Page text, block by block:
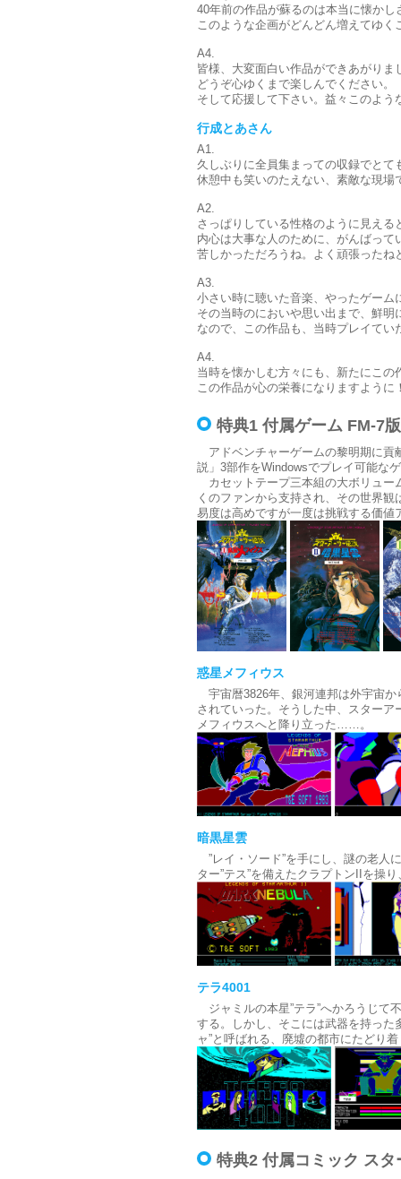
40年前の作品が蘇るのは本当に懐か
このような企画がどんどん増えてゆく
A4.
皆様、大変面白い作品ができあがりま
どうぞ心ゆくまで楽しんでください。
そして応援して下さい。益々このよ
行成とあさん
A1.
久しぶりに全員集まっての収録でとて
休憩中も笑いのたえない、素敵な現場
A2.
さっぱりしている性格のように見える
内心は大事な人のために、がんばっ
苦しかっただろうね。よく頑張った
A3.
小さい時に聴いた音楽、やったゲーム
その当時のにおいや思い出まで、鮮明
なので、この作品も、当時プレイて
A4.
当時を懐かしむ方々にも、新たにこの
この作品が心の栄養になりますように
特典1 付属ゲーム FM-7
アドベンチャーゲームの黎明期に貢
説」3部作をWindowsでプレイ可能な
カセットテープ三本組の大ボリュー
くのファンから支持され、その世界
易度は高めですが一度は挑戦する価値
惑星メフィウス
宇宙暦3826年、銀河連邦は外宇宙か
されていった。そうした中、スターア
メフィウスへと降り立った……。
暗黒星雲
”レイ・ソード”を手にし、謎の老人
ター”テス”を備えたクラプトンIIを操
テラ4001
ジャミルの本星”テラ”へかろうじて
する。しかし、そこには武器を持った
ャ”と呼ばれる、廃墟の都市にたどり
特典2 付属コミック ス